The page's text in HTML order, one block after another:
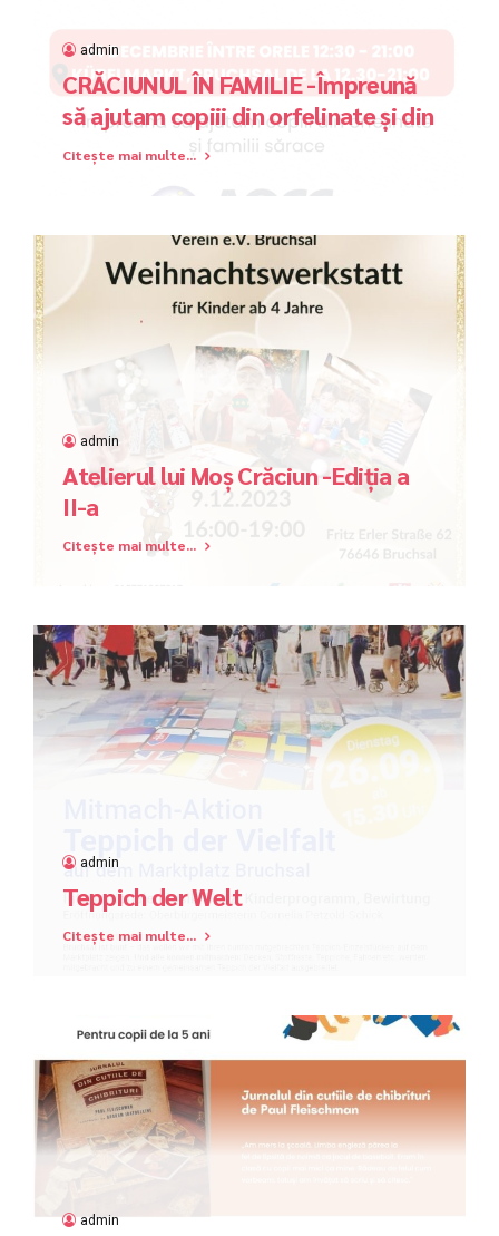
admin
CRĂCIUNUL ÎN FAMILIE -Împreună
să ajutam copiii din orfelinate și din
familiile sărace
Citește mai multe...
admin
Atelierul lui Moș Crăciun -Ediția a
II-a
Citește mai multe...
admin
Teppich der Welt
Citește mai multe...
admin